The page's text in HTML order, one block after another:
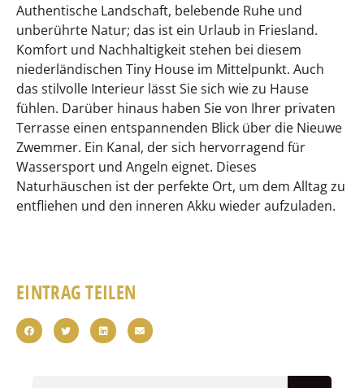
Authentische Landschaft, belebende Ruhe und
unberührte Natur; das ist ein Urlaub in Friesland.
Komfort und Nachhaltigkeit stehen bei diesem
niederländischen Tiny House im Mittelpunkt. Auch
das stilvolle Interieur lässt Sie sich wie zu Hause
fühlen. Darüber hinaus haben Sie von Ihrer privaten
Terrasse einen entspannenden Blick über die Nieuwe
Zwemmer. Ein Kanal, der sich hervorragend für
Wassersport und Angeln eignet. Dieses
Naturhäuschen ist der perfekte Ort, um dem Alltag zu
entfliehen und den inneren Akku wieder aufzuladen.
EINTRAG TEILEN